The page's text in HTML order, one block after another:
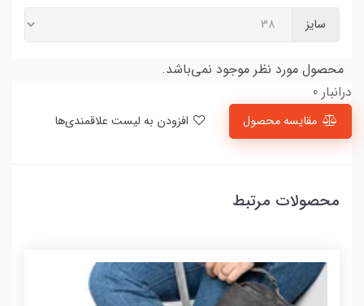
سایز
محصول مورد نظر موجود نمی‌باشد.
درانبار 0
مقایسه محصول
محصولات مرتبط